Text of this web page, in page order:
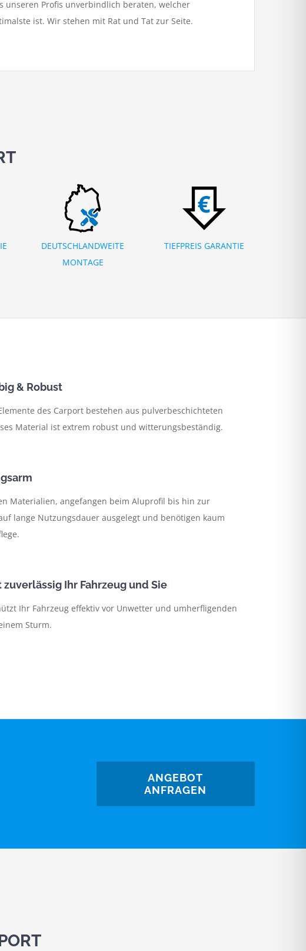
unseren Profis unverbindlich beraten, welcher
ist. Wir stehen mit Rat und Tat zur Seite.
DEUTSCHLANDWEITE
MONTAGE
TIEFPREIS GARANTIE
& Robust
des Carport bestehen aus pulverbeschichteten
Material ist extrem robust und witterungsbeständig.
Materialien, angefangen beim Aluprofil bis hin zur
lange Nutzungsdauer ausgelegt und benötigen kaum
zuverlässig Ihr Fahrzeug und Sie
Ihr Fahrzeug effektiv vor Unwetter und umherfligenden
Sturm.
ANGEBOT
ANFRAGEN